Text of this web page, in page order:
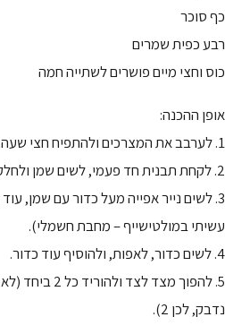
כף סוכר
רבע כפית שמרים
כוס וחצי מיים פושרים לשתייה חמה
אופן ההכנה:
1. לערבב את המצרכים ולהתפיח חצי שעה.
2. לקחת תבנית חד פעמי, לשים שמן ולחלק ל-12 כדורים.
3. לשים נייר אפייה מעל כדור עם שמן,
עשיתי במולטישייף – מחבת חשמלי).
4. לשים כדור, לאפות, ולהוסיף עוד כדור.
5. להפוך מצד
נדבק, לכן 2).